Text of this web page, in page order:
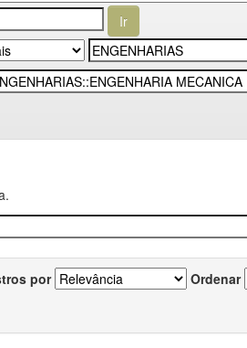
por Ordenar